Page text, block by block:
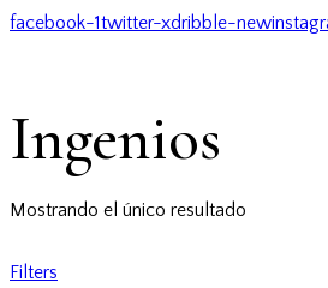
facebook-1twitter-xdribble-new
Ingenios
Mostrando el único resultado
Filters